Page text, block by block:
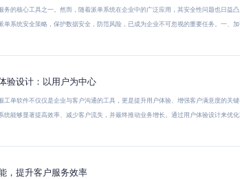
务的核心工具之一。然而，随着派单系统在企业中的广泛应用，其安全性问题也日益
单系统安全策略，保护数据安全，防范风险，已成为企业不可忽视的重要任务。一、
验设计：以用户为中心
工单软件不仅仅是企业与客户沟通的工具，更是提升用户体验、增强客户满意度的关
统能够显著提高效率、减少客户流失，并最终推动业务增长。通过用户体验设计来优
，提升客户服务效率